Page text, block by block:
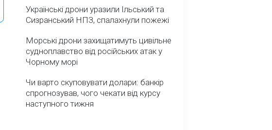
Українські дрони уразили Ільський та
Сизранський НПЗ, спалахнули пожежі
Морські дрони захищатимуть цивільне
судноплавство від російських атак у
Чорному морі
Чи варто скуповувати долари: банкір
спрогнозував, чого чекати від курсу
наступного тижня